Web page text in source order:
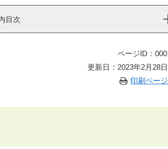
目次
ページID：
更新日：2023年2月28
印刷ペー